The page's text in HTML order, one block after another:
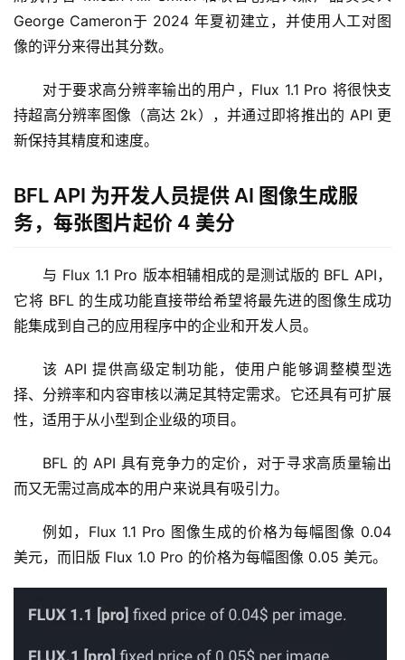
George Cameron于 2024 年夏初建立，并使用人工对图
像的评分来得出其分数。
对于要求高分辨率输出的用户，Flux 1.1 Pro 将很快支
持超高分辨率图像（高达 2k），并通过即将推出的 API 更
新保持其精度和速度。
BFL API 为开发人员提供 AI 图像生成服
务，每张图片起价 4 美分
与 Flux 1.1 Pro 版本相辅相成的是测试版的 BFL API，
它将 BFL 的生成功能直接带给希望将最先进的图像生成功
能集成到自己的应用程序中的企业和开发人员。
该 API 提供高级定制功能，使用户能够调整模型选
择、分辨率和内容审核以满足其特定需求。它还具有可扩展
性，适用于从小型到企业级的项目。
BFL 的 API 具有竞争力的定价，对于寻求高质量输出
而又无需过高成本的用户来说具有吸引力。
例如，Flux 1.1 Pro 图像生成的价格为每幅图像 0.04
美元，而旧版 Flux 1.0 Pro 的价格为每幅图像 0.05 美元。